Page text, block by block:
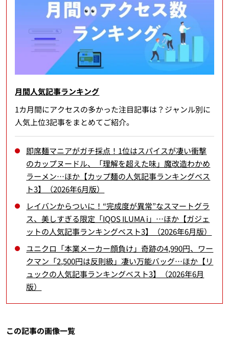
月間人気記事ランキング
1カ月間にアクセスの多かった注目記事は？ジャンル別に
人気上位3記事をまとめてご紹介。
即席麺マニアがガチ採点！1位はスパイスが凄い衝撃
のカップヌードル、「理解を超えた味」魔改造わかめ
ラーメン…ほか【カップ麺の人気記事ランキングベス
ト3】（2026年6月版）
レイバンからついに！“完成度が異常”なスマートグラ
ス、美しすぎる限定「IQOS ILUMA i」…ほか【ガジェ
ットの人気記事ランキングベスト3】（2026年6月版）
ユニクロ「本業メーカー顔負け」奇跡の4,990円、ワー
クマン「2,500円は反則級」凄い万能バッグ…ほか【リ
ュックの人気記事ランキングベスト3】（2026年6月
版）
この記事の画像一覧